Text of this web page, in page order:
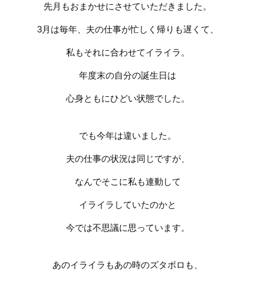
先月もおまかせにさせていただきました。
3月は毎年、夫の仕事が忙しく帰りも遅くて、
私もそれに合わせてイライラ。
年度末の自分の誕生日は
心身ともにひどい状態でした。
でも今年は違いました。
夫の仕事の状況は同じですが、
なんでそこに私も連動して
イライラしていたのかと
今では不思議に思っています。
あのイライラもあの時のズタボロも、